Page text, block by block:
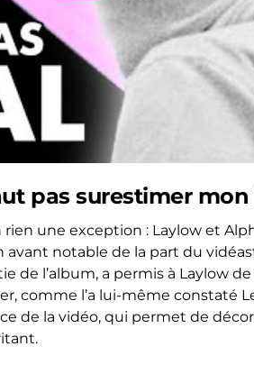
pas surestimer
rien une exception : Laylow et
notable de la part du
de l’album, a permis à Laylow
comme l’a lui-même constaté
de la vidéo, qui permet de